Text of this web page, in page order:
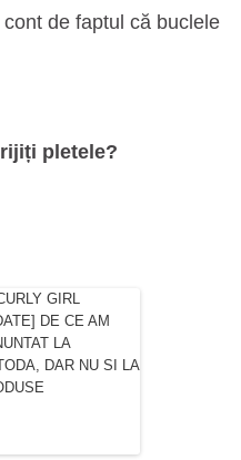
de faptul că buclele
pletele?